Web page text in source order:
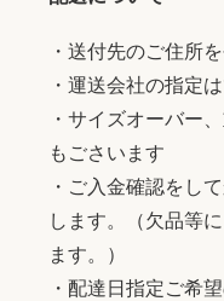
・送付先のご住所
・運送会社の指定
・サイズオーバー
もごさいます
・ご入金確認をし
します。（欠品等
ます。）
・配達日指定ご希